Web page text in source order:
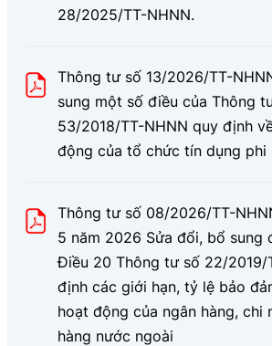
28/2025/TT-NHNN.
Thông tư số 13/2026/TT-
sung một số điều của Thông
53/2018/TT-NHNN quy định
động của tổ chức tín dụng phi
Thông tư số 08/2026/TT-
5 năm 2026 Sửa đổi, bổ sung
Điều 20 Thông tư số 22/2019/
định các giới hạn, tỷ lệ bảo
hoạt động của ngân hàng, chi
hàng nước ngoài